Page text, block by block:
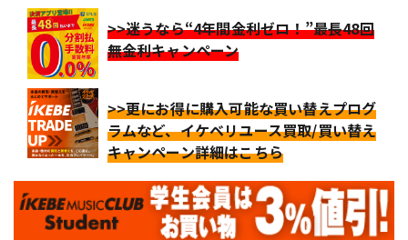
>>迷うなら“4年間金利ゼロ！”最長48回
無金利キャンペーン
>>更にお得に購入可能な買い替えプログ
ラムなど、イケベリユース買取/買い替え
キャンペーン詳細はこちら